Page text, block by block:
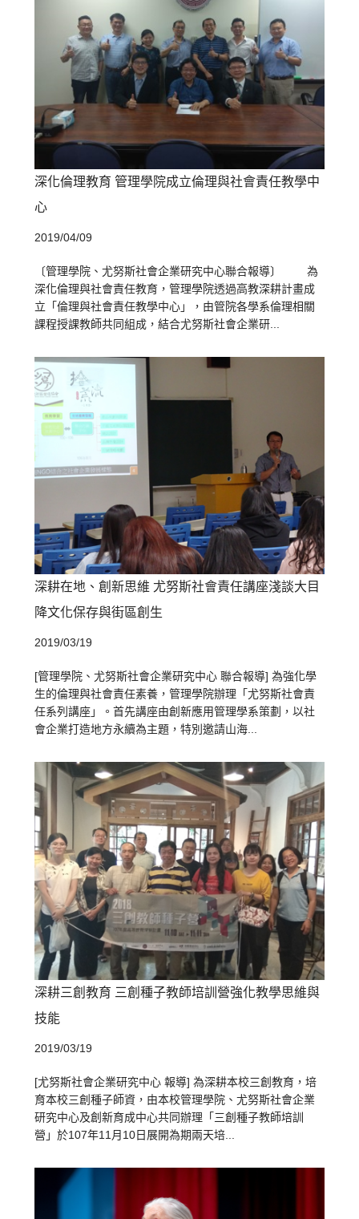
深化倫理教育 管理學院成立倫理與社會責任教學中
心
2019/04/09
〔管理學院、尤努斯社會企業研究中心聯合報導〕 為
深化倫理與社會責任教育，管理學院透過高教深耕計畫成
立「倫理與社會責任教學中心」，由管院各學系倫理相關
課程授課教師共同組成，結合尤努斯社會企業研...
深耕在地、創新思維 尤努斯社會責任講座淺談大目
降文化保存與街區創生
2019/03/19
[管理學院、尤努斯社會企業研究中心 聯合報導] 為強化學
生的倫理與社會責任素養，管理學院辦理「尤努斯社會責
任系列講座」。首先講座由創新應用管理學系策劃，以社
會企業打造地方永續為主題，特別邀請山海...
深耕三創教育 三創種子教師培訓營強化教學思維與
技能
2019/03/19
[尤努斯社會企業研究中心 報導] 為深耕本校三創教育，培
育本校三創種子師資，由本校管理學院、尤努斯社會企業
研究中心及創新育成中心共同辦理「三創種子教師培訓
營」於107年11月10日展開為期兩天培...